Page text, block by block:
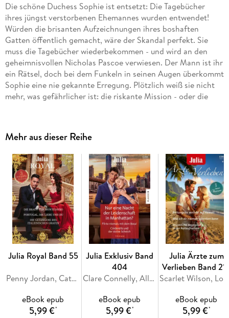
Die schöne Duchess Sophie ist entsetzt: Die Tagebücher
ihres jüngst verstorbenen Ehemannes wurden entwendet!
Würden die brisanten Aufzeichnungen ihres boshaften
Gatten öffentlich gemacht, wäre der Skandal perfekt. Sie
muss die Tagebücher wiederbekommen - und wird an den
geheimnisvollen Nicholas Pascoe verwiesen. Der Mann ist ihr
ein Rätsel, doch bei dem Funkeln in seinen Augen überkommt
Sophie eine nie gekannte Erregung. Plötzlich weiß sie nicht
mehr, was gefährlicher ist: die riskante Mission - oder die
Mehr aus dieser Reihe
Julia Royal Band 55
Penny Jordan, Catherine George, Sara Craven
eBook epub
5,99 €*
Julia Exklusiv Band
404
Clare Connelly, Ally Blake, Maya Blake
eBook epub
5,99 €*
Julia Ärzte zum
Verlieben Band
eBook epub
5,99 €*